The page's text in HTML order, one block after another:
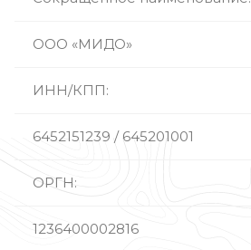
ООО «МИДО»
ИНН/КПП:
6452151239 / 645201001
ОРГН:
1236400002816